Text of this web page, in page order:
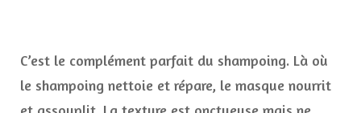
C’est le complément parfait du shampoing. Là où
le shampoing nettoie et répare, le masque nourrit
et assouplit. La texture est onctueuse mais ne